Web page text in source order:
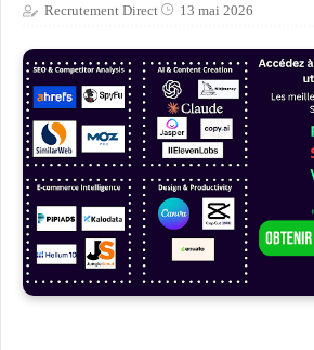
Recrutement Direct 13 mai 2026